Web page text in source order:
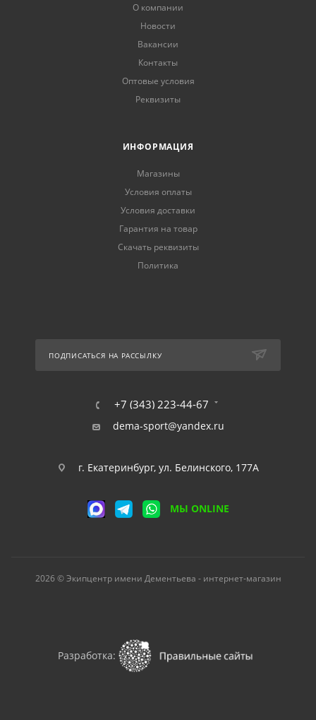
О компании
Новости
Вакансии
Контакты
Оптовые условия
Реквизиты
ИНФОРМАЦИЯ
Магазины
Условия оплаты
Условия доставки
Гарантия на товар
Скачать реквизиты
Политика
ПОДПИСАТЬСЯ НА РАССЫЛКУ
+7 (343) 223-44-67
dema-sport@yandex.ru
г. Екатеринбург, ул. Белинского, 177А
МЫ ONLINE
2026 © Экипцентр имени Дементьева - интернет-магазин
Разработка: